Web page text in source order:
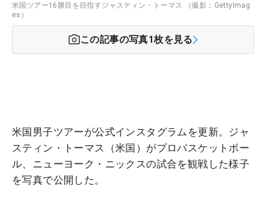
米国ツアー16勝目を目指すジャスティン・トーマス （撮影：GettyImag
es）
この記事の写真1枚を見る
米国男子ツアーが公式インスタグラムを更新。ジャ
スティン・トーマス（米国）がプロバスケットボー
ル、ニューヨーク・ニックスの試合を観戦した様子
を写真で公開した。